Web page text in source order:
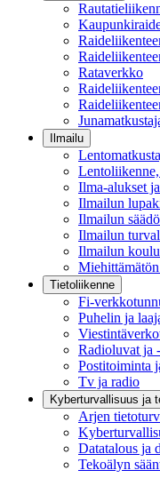
Rataverkko
Ilmailu
Ilma-alukset
Ilmailun
Ilmailun
Ilmailun
Ilmailun
Tietoliikenne
Fi-
Puhelin ja
Radioluvat ja
Postitoiminta
Tv ja radio
Kyberturvallisuus ja
Arjen
Datatalous ja
Tekoälyn